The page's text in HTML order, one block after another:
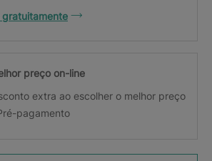
preço on-line
extra ao escolher o melhor preço
pagamento